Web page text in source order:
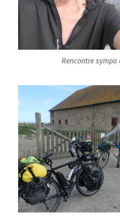
Rencontre